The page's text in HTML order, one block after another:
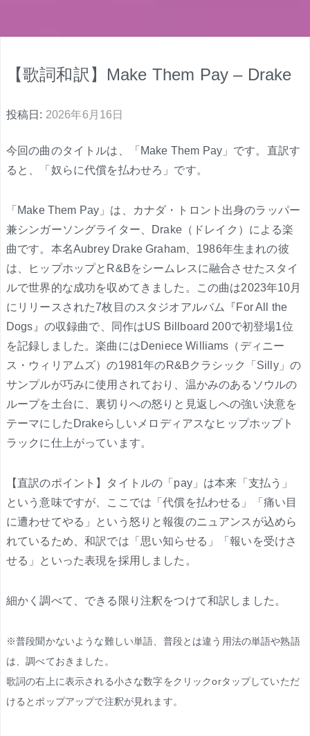
【歌詞和訳】Make Them Pay – Drake
投稿日: 2026年6月16日
今回の曲のタイトルは、「Make Them Pay」です。直訳す
ると、「奴らに代償を払わせろ」です。
「Make Them Pay」は、カナダ・トロント出身のラッパー
兼シンガーソングライター、Drake（ドレイク）による楽
曲です。本名Aubrey Drake Graham、1986年生まれの彼
は、ヒップホップとR&Bをシームレスに融合させたスタイ
ルで世界的な成功を収めてきました。この曲は2023年10月
にリリースされた7枚目のスタジオアルバム『For All the
Dogs』の収録曲で、同作はUS Billboard 200で初登場1位
を記録しました。楽曲にはDeniece Williams（ディニー
ス・ウィリアムズ）の1981年のR&Bクラシック「Silly」の
サンプルが巧みに使用されており、温かみのあるソウルの
ループを土台に、裏切りへの怒りと見返しへの強い決意を
テーマにしたDrakeらしいメロディアスなヒップホップト
ラックに仕上がっています。
【直訳のポイント】タイトルの「pay」は本来「支払う」
という意味ですが、ここでは「代償を払わせる」「痛い目
に遭わせてやる」という怒りと報復のニュアンスが込めら
れているため、和訳では「思い知らせる」「報いを受けさ
せる」といった表現を採用しました。
細かく調べて、できる限り注釈をつけて和訳しました。
※普段聞かないような難しい単語、普段とは違う用法の単語や熟語
は、調べておきました。
歌詞の右上に表示される小さな数字をクリックorタップしていただ
けるとポップアップで注釈が見れます。